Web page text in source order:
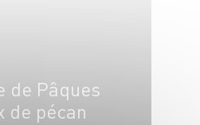
de Pâques
de pécan